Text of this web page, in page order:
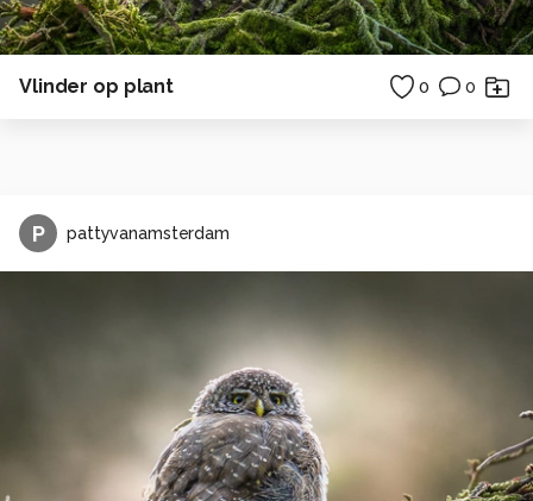
Vlinder op plant 0 0
P pattyvanamsterdam